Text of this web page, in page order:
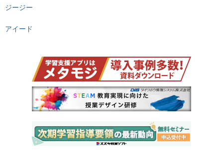
ジージー
アイード